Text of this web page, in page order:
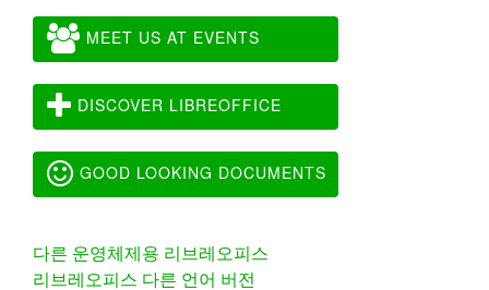
MEET US AT EVENTS
DISCOVER LIBREOFFICE
GOOD LOOKING DOCUMENTS
다른 운영체제용 리브레오피스
리브레오피스 다른 언어 버전